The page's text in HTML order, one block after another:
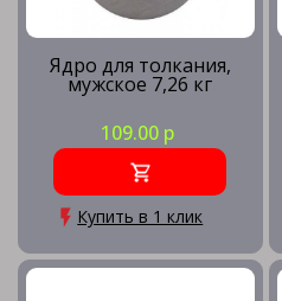
Ядро для толкания,
мужское 7,26 кг
109.00 р
Купить в 1 клик